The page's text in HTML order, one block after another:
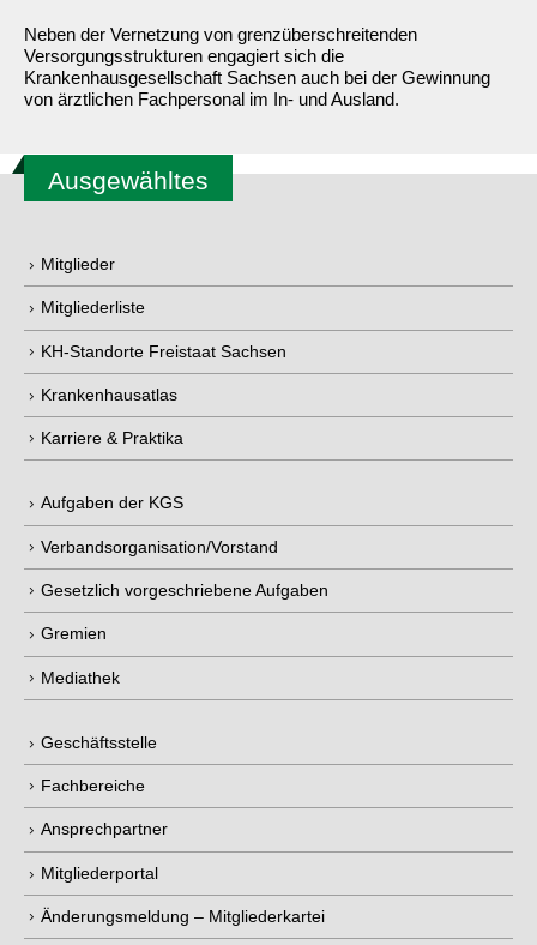
Neben der Vernetzung von grenzüberschreitenden
Versorgungsstrukturen engagiert sich die
Krankenhausgesellschaft Sachsen auch bei der Gewinnung
von ärztlichen Fachpersonal im In- und Ausland.
Ausgewähltes
Mitglieder
Mitgliederliste
KH-Standorte Freistaat Sachsen
Krankenhausatlas
Karriere & Praktika
Aufgaben der KGS
Verbandsorganisation/Vorstand
Gesetzlich vorgeschriebene Aufgaben
Gremien
Mediathek
Geschäftsstelle
Fachbereiche
Ansprechpartner
Mitgliederportal
Änderungsmeldung – Mitgliederkartei